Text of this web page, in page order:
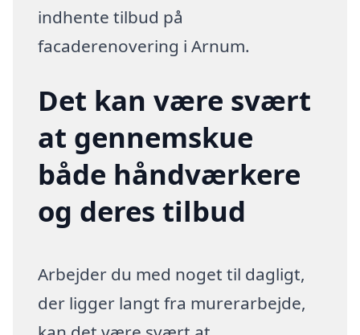
indhente tilbud på
facaderenovering i Arnum.
Det kan være svært
at gennemskue
både håndværkere
og deres tilbud
Arbejder du med noget til dagligt,
der ligger langt fra murerarbejde,